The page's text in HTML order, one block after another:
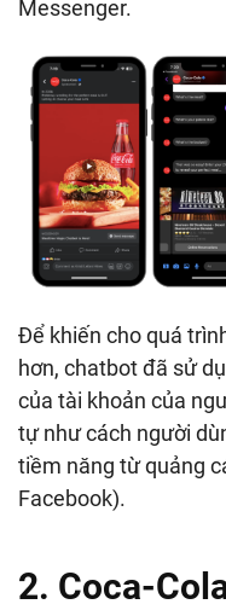
Messenger.
Để khiến cho quá
hơn, chatbot đã sử
của tài khoản của
tự như cách người
tiềm năng từ quảng
Facebook).
2. Coca-